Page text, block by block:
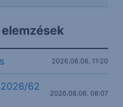
2026.08.06. 11:20
62
2026.08.06. 08:07